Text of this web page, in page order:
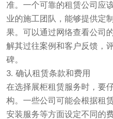
准。一个可靠的租赁公司应
业的施工团队，能够提供定
果。可以通过网络查看公司
解其过往案例和客户反馈，
碑。
3. 确认租赁条款和费用
在选择展柜租赁服务时，要
构。一些公司可能会根据租
安装服务等方面设定不同的